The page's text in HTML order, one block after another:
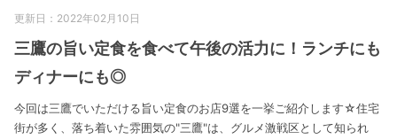
更新日：2022年02月10日
三鷹の旨い定食を食べて午後の活力に！ランチにも
ディナーにも◎
今回は三鷹でいただける旨い定食のお店9選を一挙ご紹介します☆住宅
街が多く、落ち着いた雰囲気の"三鷹"は、グルメ激戦区として知られ